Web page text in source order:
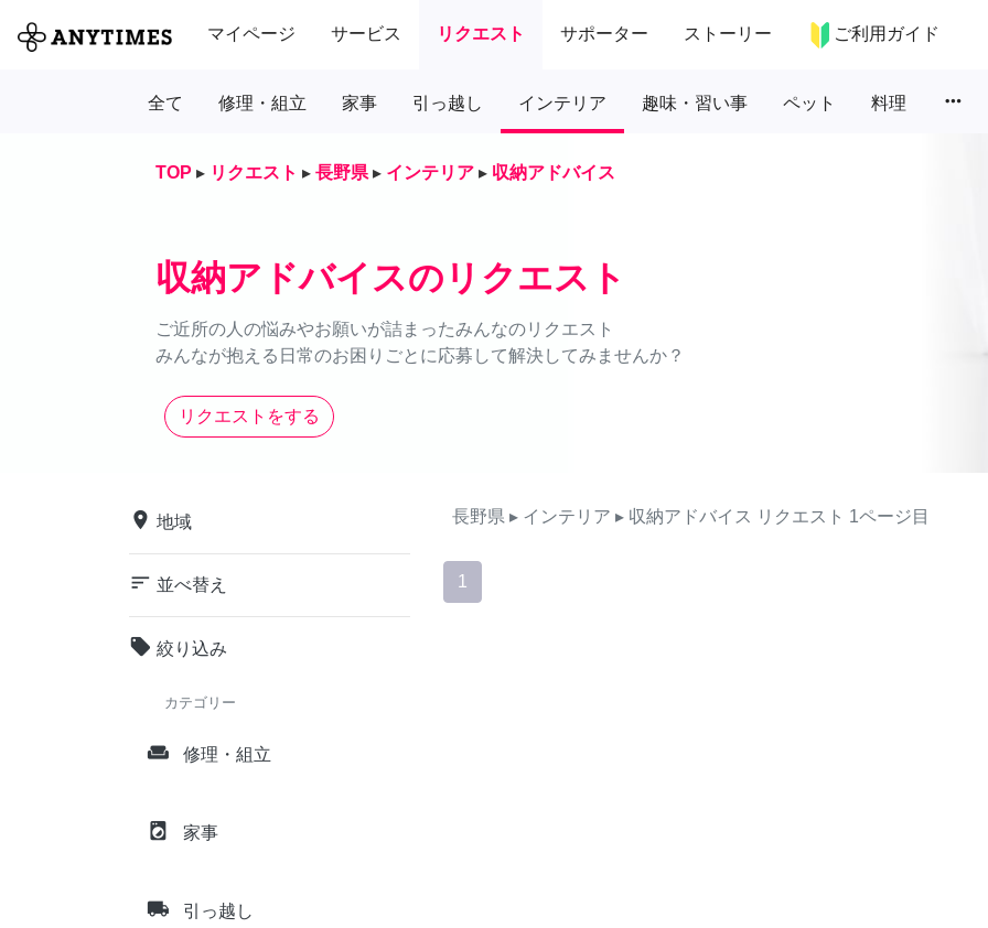
マイページ サービス リクエスト サポーター ストーリー ご利用ガイド
全て 修理・組立 家事 引っ越し インテリア 趣味・習い事 ペット 料理 more_horiz
TOP ▸ リクエスト ▸ 長野県 ▸ インテリア ▸ 収納アドバイス
収納アドバイスのリクエスト
ご近所の人の悩みやお願いが詰まったみんなのリクエスト
みんなが抱える日常のお困りごとに応募して解決してみませんか？
リクエストをする
place 地域
sort 並べ替え
local_offer 絞り込み
カテゴリー
weekend 修理・組立
local_laundry_service 家事
local_shipping 引っ越し
長野県 ▸ インテリア ▸ 収納アドバイス リクエスト 1ページ目
1